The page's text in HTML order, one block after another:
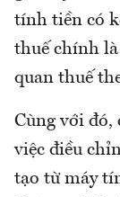
tính tiền có
thuế chính là
quan thuế
Cùng với đó,
việc điều
tạo từ máy